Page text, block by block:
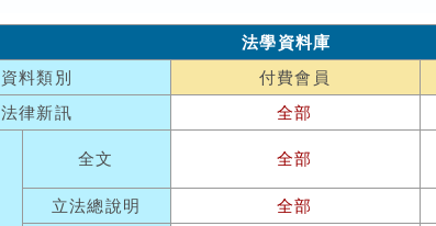
法學資料庫
資料類別
付費會員
法律新訊
全部
全文 全部
立法總說明
全部